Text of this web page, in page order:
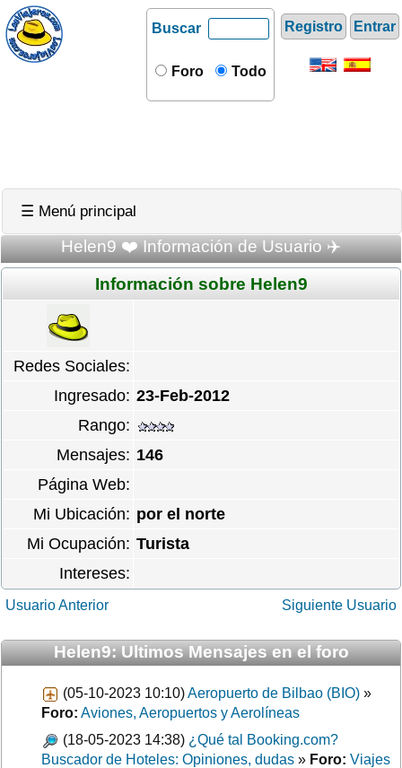
Registro Entrar
Buscar
Foro Todo
☰ Menú principal
Helen9 ❤️ Información de Usuario ✈️
Información sobre Helen9
Redes Sociales:
Ingresado: 23-Feb-2012
Rango:
Mensajes: 146
Página Web:
Mi Ubicación: por el norte
Mi Ocupación: Turista
Intereses:
Usuario Anterior Siguiente Usuario
Helen9: Ultimos Mensajes en el foro
(05-10-2023 10:10)Aeropuerto de Bilbao (BIO) »
Foro: Aviones, Aeropuertos y Aerolíneas
(18-05-2023 14:38) ¿Qué tal Booking.com?
Buscador de Hoteles: Opiniones, dudas » Foro: Viajes